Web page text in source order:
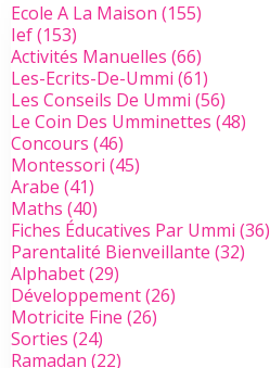
Ecole A La Maison (155)
Ief(153)
Activités Manuelles (66)
Les-Ecrits-De-Ummi (61)
Les Conseils De Ummi (56)
Le Coin Des Umminettes (48)
Concours (46)
Montessori (45)
Arabe (41)
Maths (40)
Fiches Éducatives Par Ummi (36)
Parentalité Bienveillante (32)
Alphabet(29)
Développement(26)
Motricite Fine (26)
Sorties (24)
Ramadan (22)